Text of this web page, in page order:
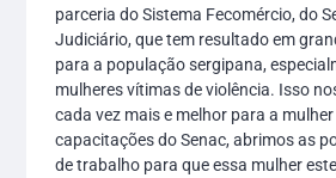
parceria do Sistema Fecomércio, do
Judiciário, que tem resultado em
para a população sergipana,
mulheres vítimas de violência. Isso
cada vez mais e melhor para a
capacitações do Senac, abrimos as
de trabalho para que essa mulher